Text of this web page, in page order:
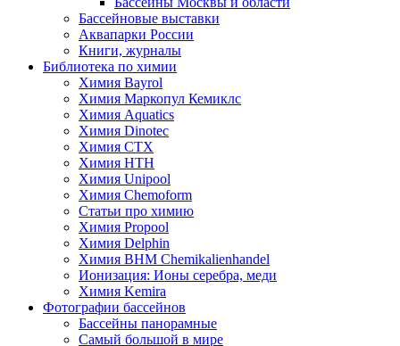
Бассейновые выставки
Аквапарки России
Книги, журналы
Библиотека по химии
Химия Bayrol
Химия Маркопул Кемиклс
Химия Aquatics
Химия Dinotec
Химия CTX
Химия HTH
Химия Unipool
Химия Chemoform
Статьи про химию
Химия Propool
Химия Delphin
Химия BHM Chemikalienhandel
Ионизация: Ионы серебра, меди
Химия Kemira
Фотографии бассейнов
Бассейны панорамные
Самый большой в мире